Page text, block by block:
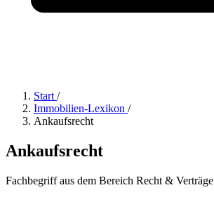
Start /
Immobilien-Lexikon /
Ankaufsrecht
Ankaufsrecht
Fachbegriff aus dem Bereich Recht & Verträge